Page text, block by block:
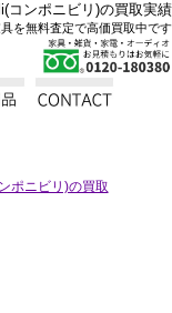
コンポニビリ)の買取実績
を無料査定で高価買取中です
ポニビリ)の買取